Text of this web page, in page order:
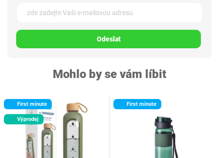
Odeslat
Mohlo by se vám líbit
First minute
Výprodej
First minute